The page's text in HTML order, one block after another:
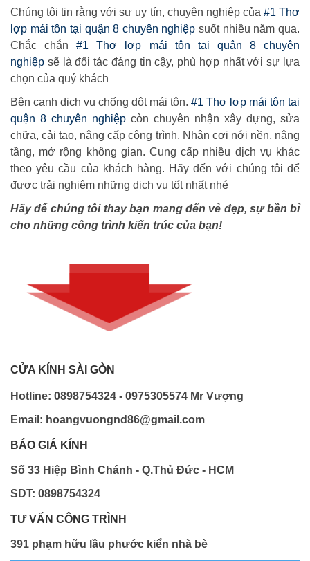
Chúng tôi tin rằng với sự uy tín, chuyên nghiệp của #1 Thợ
lợp mái tôn tại quận 8 chuyên nghiệp suốt nhiều năm qua.
Chắc chắn#1 Thợ lợp mái tôn tại quận 8 chuyên
nghiệp sẽ là đối tác đáng tin cậy, phù hợp nhất với sự lựa
chọn của quý khách
Bên cạnh dịch vụ chống dột mái tôn. #1 Thợ lợp mái tôn tại
quận 8 chuyên nghiệp còn chuyên nhận xây dựng, sửa
chữa, cải tạo, nâng cấp công trình. Nhận cơi nới nền, nâng
tầng, mở rộng không gian. Cung cấp nhiều dịch vụ khác
theo yêu cầu của khách hàng. Hãy đến với chúng tôi để
được trải nghiệm những dịch vụ tốt nhất nhé
Hãy để chúng tôi thay bạn mang đến vẻ đẹp, sự bền bỉ
cho những công trình kiến trúc của bạn!
CỬA KÍNH SÀI GÒN
Hotline: 0898754324 - 0975305574 Mr Vượng
Email: hoangvuongnd86@gmail.com
BÁO GIÁ KÍNH
Số 33 Hiệp Bình Chánh - Q.Thủ Đức - HCM
SDT: 0898754324
TƯ VẤN CÔNG TRÌNH
391 phạm hữu lầu phước kiển nhà bè